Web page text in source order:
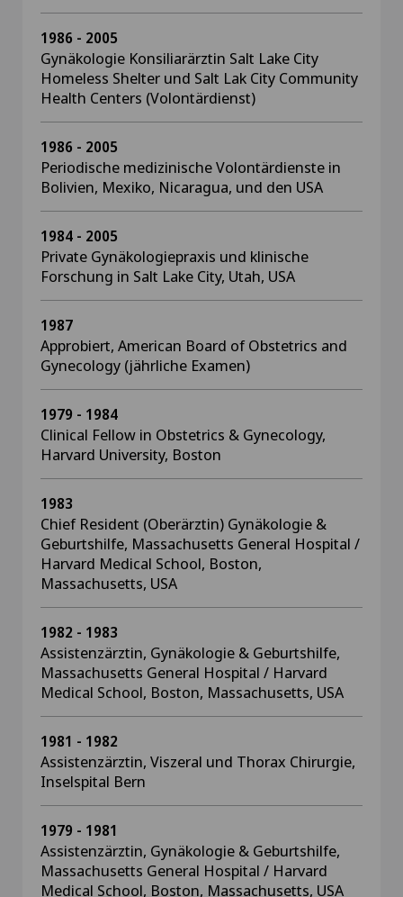
1986 - 2005
Gynäkologie Konsiliarärztin Salt Lake City
Homeless Shelter und Salt Lak City Community
Health Centers (Volontärdienst)
1986 - 2005
Periodische medizinische Volontärdienste in
Bolivien, Mexiko, Nicaragua, und den USA
1984 - 2005
Private Gynäkologiepraxis und klinische
Forschung in Salt Lake City, Utah, USA
1987
Approbiert, American Board of Obstetrics and
Gynecology (jährliche Examen)
1979 - 1984
Clinical Fellow in Obstetrics & Gynecology,
Harvard University, Boston
1983
Chief Resident (Oberärztin) Gynäkologie &
Geburtshilfe, Massachusetts General Hospital /
Harvard Medical School, Boston,
Massachusetts, USA
1982 - 1983
Assistenzärztin, Gynäkologie & Geburtshilfe,
Massachusetts General Hospital / Harvard
Medical School, Boston, Massachusetts, USA
1981 - 1982
Assistenzärztin, Viszeral und Thorax Chirurgie,
Inselspital Bern
1979 - 1981
Assistenzärztin, Gynäkologie & Geburtshilfe,
Massachusetts General Hospital / Harvard
Medical School, Boston, Massachusetts, USA